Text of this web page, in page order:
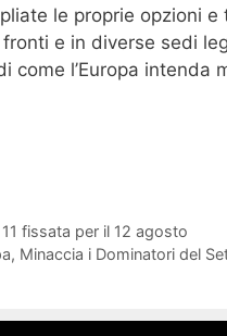
le proprie opzioni e
e in diverse sedi
come l’Europa intenda
fissata per il 12 agosto
Minaccia i Dominatori del